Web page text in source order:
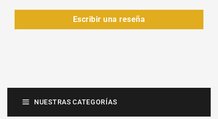
Escribir una reseña
NUESTRAS CATEGORÍAS